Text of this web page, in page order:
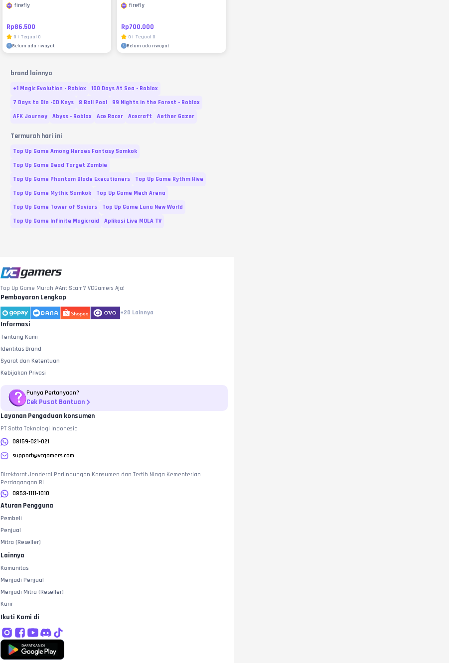
firefly
Rp86.500
0 | Terjual 0
Belum ada riwayat
firefly
Rp700.000
0 | Terjual 0
Belum ada riwayat
brand lainnya
+1 Magic Evolution - Roblox
100 Days At Sea - Roblox
7 Days to Die -CD Keys
8 Ball Pool
99 Nights in the Forest - Roblox
AFK Journey
Abyss - Roblox Ace Racer Acecraft Aether Gazer
Termurah hari ini
Top Up Game Among Heroes Fantasy Samkok
Top Up Game Dead Target Zombie
Top Up Game Phantom Blade Executioners
Top Up Game Rythm Hive
Top Up Game Mythic Samkok
Top Up Game Mech Arena
Top Up Game Tower of Saviors
Top Up Game Luna New World
Top Up Game Infinite Magicraid
Aplikasi Live MOLA TV
Top Up Game Murah #AntiScam? VCGamers Aja!
Pembayaran Lengkap
+20 Lainnya
Informasi
Tentang Kami
Identitas Brand
Syarat dan Ketentuan
Kebijakan Privasi
Punya Pertanyaan?
Cek Pusat Bantuan
Layanan Pengaduan konsumen
PT Sotta Teknologi Indonesia
08159-021-021
support@vcgamers.com
Direktorat Jenderal Perlindungan Konsumen dan Tertib Niaga Kementerian
Perdagangan RI
0853-1111-1010
Aturan Pengguna
Pembeli
Penjual
Mitra (Reseller)
Lainnya
Komunitas
Menjadi Penjual
Menjadi Mitra (Reseller)
Karir
Ikuti Kami di